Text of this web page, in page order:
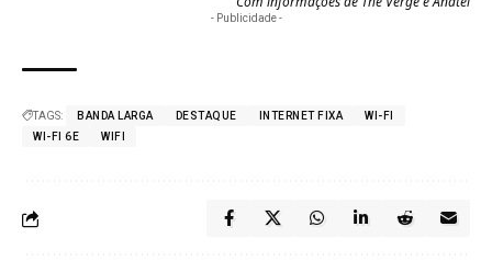
- Publicidade -
TAGS: BANDA LARGA DESTAQUE INTERNET FIXA
WI-FI
WI-FI 6E
WIFI